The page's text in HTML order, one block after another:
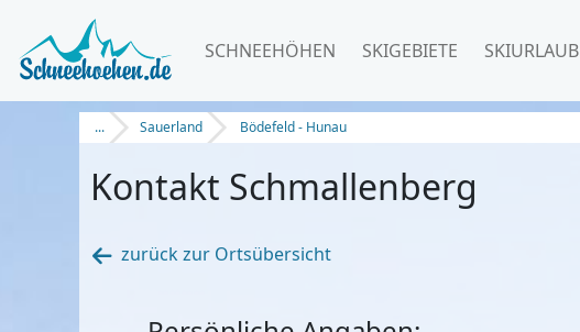
SCHNEEHÖHEN SKIGEBIETE SKIURLAUB
... Sauerland Bödefeld - Hunau
Kontakt Schmallenberg
zurück zur Ortsübersicht